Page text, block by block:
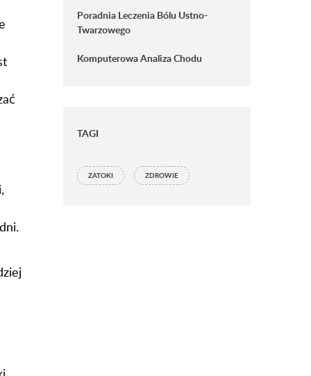
Poradnia Leczenia Bólu Ustno-
Twarzowego
Komputerowa Analiza Chodu
TAGI
ZATOKI ZDROWIE